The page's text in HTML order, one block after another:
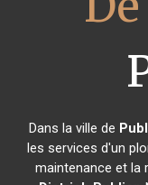
Dans la ville de
les services d'un
maintenance et la